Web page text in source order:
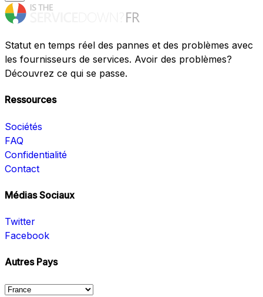
Statut en temps réel des pannes et des problèmes avec
les fournisseurs de services. Avoir des problèmes?
Découvrez ce qui se passe.
Ressources
Sociétés
FAQ
Confidentialité
Contact
Médias Sociaux
Twitter
Facebook
Autres Pays